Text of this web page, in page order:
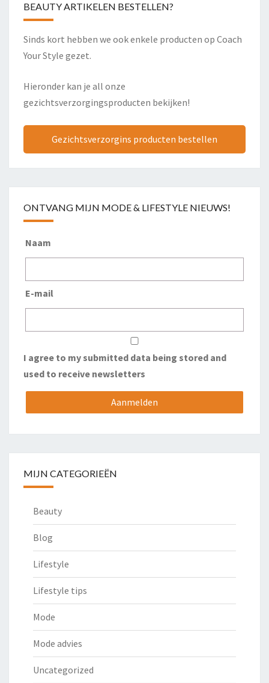
BEAUTY ARTIKELEN BESTELLEN?
Sinds kort hebben we ook enkele producten op Coach
Your Style gezet.
Hieronder kan je all onze
gezichtsverzorgingsproducten bekijken!
Gezichtsverzorgins producten bestellen
ONTVANG MIJN MODE & LIFESTYLE NIEUWS!
Naam
E-mail
I agree to my submitted data being stored and
used to receive newsletters
MIJN CATEGORIEËN
Beauty
Blog
Lifestyle
Lifestyle tips
Mode
Mode advies
Uncategorized